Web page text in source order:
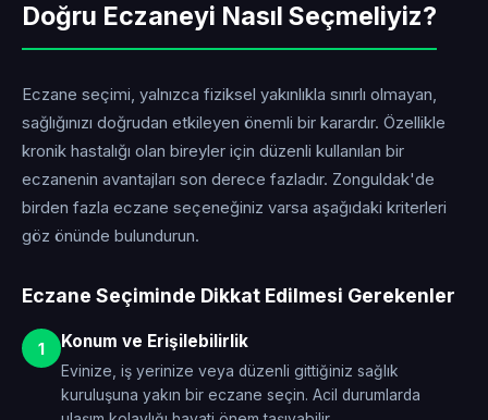
Doğru Eczaneyi Nasıl Seçmeliyiz?
Eczane seçimi, yalnızca fiziksel yakınlıkla sınırlı olmayan,
sağlığınızı doğrudan etkileyen önemli bir karardır. Özellikle
kronik hastalığı olan bireyler için düzenli kullanılan bir
eczanenin avantajları son derece fazladır. Zonguldak'de
birden fazla eczane seçeneğiniz varsa aşağıdaki kriterleri
göz önünde bulundurun.
Eczane Seçiminde Dikkat Edilmesi Gerekenler
1 Konum ve Erişilebilirlik
Evinize, iş yerinize veya düzenli gittiğiniz sağlık
kuruluşuna yakın bir eczane seçin. Acil durumlarda